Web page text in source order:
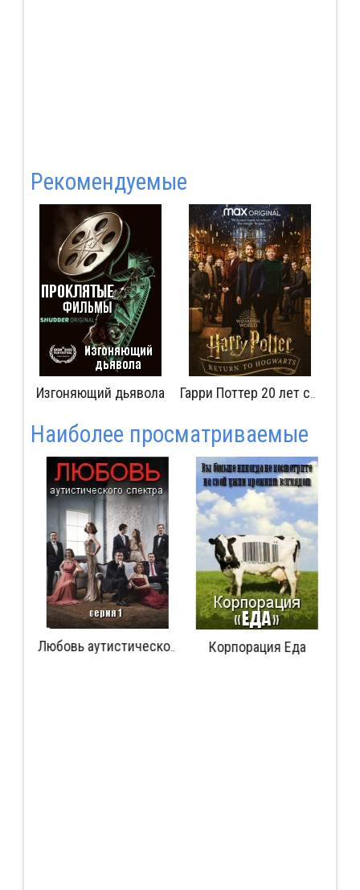
Pекомендуемые
Изгоняющий дьявола Гарри Поттер 20 лет спустя: Возвращение в Хогвартс
Наиболее просматриваемые
Любовь аутистического спектра: Серия 1 Корпорация Еда